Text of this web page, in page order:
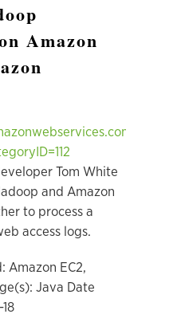
Amazon
Tom White
and Amazon
to process a
access logs.
Amazon EC2,
Java Date